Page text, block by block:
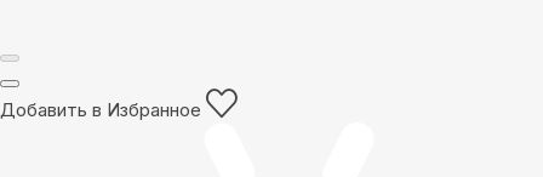
Добавить в Избранное